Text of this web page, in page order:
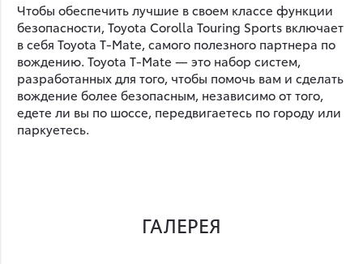
Чтобы обеспечить лучшие в своем классе функции
безопасности, Toyota Corolla Touring Sports включает
в себя Toyota T-Mate, самого полезного партнера по
вождению. Toyota T-Mate — это набор систем,
разработанных для того, чтобы помочь вам и сделать
вождение более безопасным, независимо от того,
едете ли вы по шоссе, передвигаетесь по городу или
паркуетесь.
ГАЛЕРЕЯ